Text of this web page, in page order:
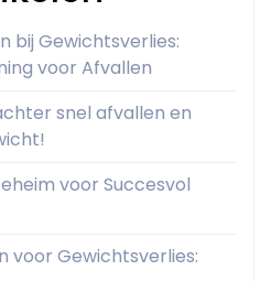
bij Gewichtsverlies:
voor Afvallen
snel afvallen en
voor Succesvol
voor Gewichtsverlies: